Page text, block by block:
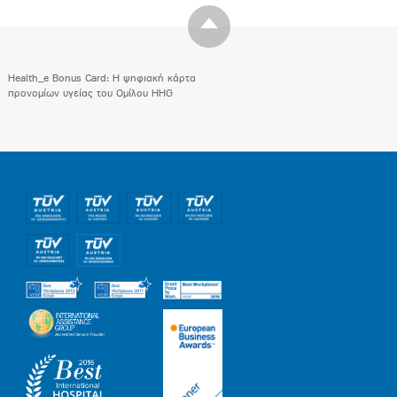
Health_e Bonus Card: H ψηφιακή κάρτα
προνομίων υγείας του Ομίλου HHG